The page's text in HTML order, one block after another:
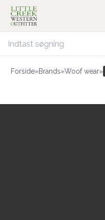
Forside»Brands»Woof wear»